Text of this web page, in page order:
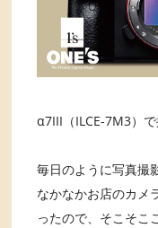
α7III（ILCE-7M3）で
毎日のように写真撮
なかなかお店のカメ
ったので、そこそこ